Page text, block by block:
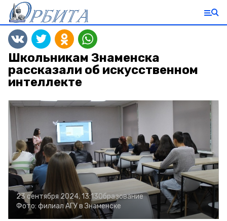
Школьникам Знаменска
рассказали об искусственном
интеллекте
23 сентября 2024, 13:13Образование
Фото: филиал АГУ в Знаменске